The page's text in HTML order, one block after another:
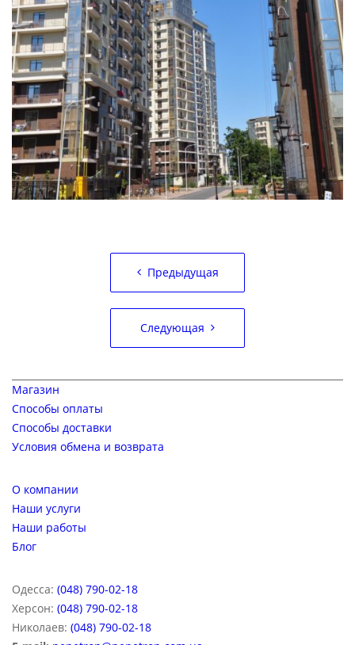
Предыдущая
Следующая
Магазин
Способы оплаты
Способы доставки
Условия обмена и возврата
О компании
Наши услуги
Наши работы
Блог
Одесса: (048) 790-02-18
Херсон: (048) 790-02-18
Николаев: (048) 790-02-18